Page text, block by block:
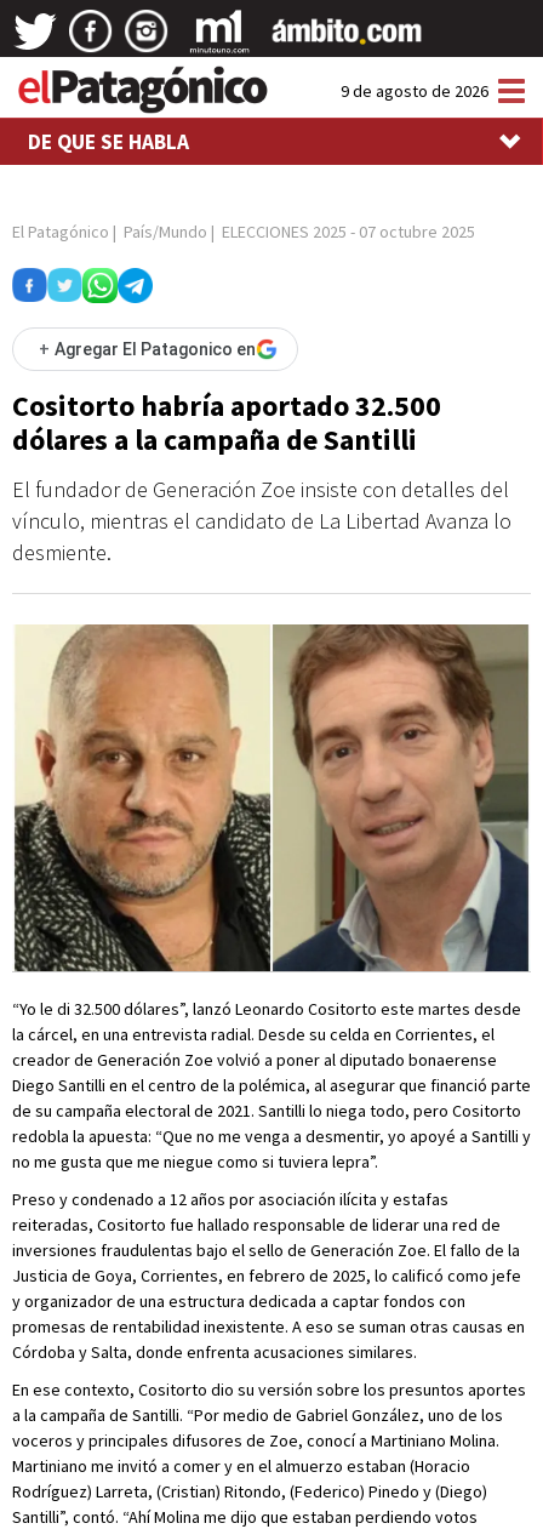
9 de agosto de 2026
DE QUE SE HABLA
El Patagónico | País/Mundo | ELECCIONES 2025 - 07 octubre 2025
+ Agregar El Patagonico en
Cositorto habría aportado 32.500
dólares a la campaña de Santilli
El fundador de Generación Zoe insiste con detalles del
vínculo, mientras el candidato de La Libertad Avanza lo
desmiente.
“Yo le di 32.500 dólares”, lanzó Leonardo Cositorto este martes desde
la cárcel, en una entrevista radial. Desde su celda en Corrientes, el
creador de Generación Zoe volvió a poner al diputado bonaerense
Diego Santilli en el centro de la polémica, al asegurar que financió parte
de su campaña electoral de 2021. Santilli lo niega todo, pero Cositorto
redobla la apuesta: “Que no me venga a desmentir, yo apoyé a Santilli y
no me gusta que me niegue como si tuviera lepra”.
Preso y condenado a 12 años por asociación ilícita y estafas
reiteradas, Cositorto fue hallado responsable de liderar una red de
inversiones fraudulentas bajo el sello de Generación Zoe. El fallo de la
Justicia de Goya, Corrientes, en febrero de 2025, lo calificó como jefe
y organizador de una estructura dedicada a captar fondos con
promesas de rentabilidad inexistente. A eso se suman otras causas en
Córdoba y Salta, donde enfrenta acusaciones similares.
En ese contexto, Cositorto dio su versión sobre los presuntos aportes
a la campaña de Santilli. “Por medio de Gabriel González, uno de los
voceros y principales difusores de Zoe, conocí a Martiniano Molina.
Martiniano me invitó a comer y en el almuerzo estaban (Horacio
Rodríguez) Larreta, (Cristian) Ritondo, (Federico) Pinedo y (Diego)
Santilli”, contó. “Ahí Molina me dijo que estaban perdiendo votos